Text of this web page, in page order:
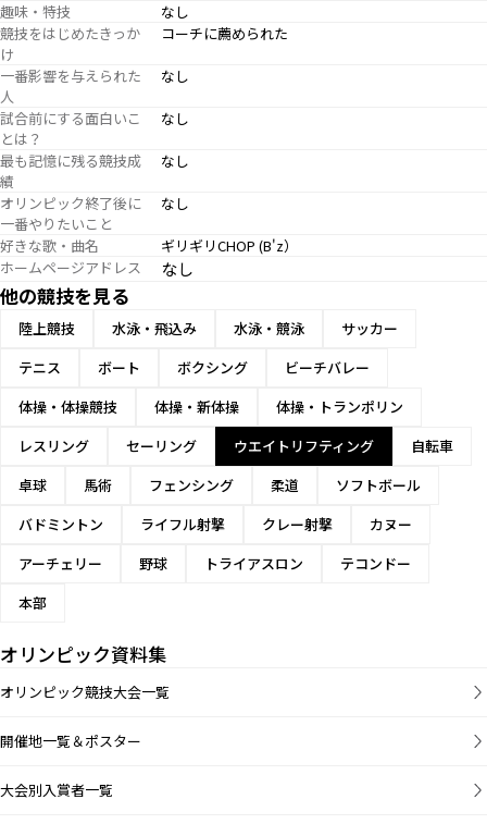
趣味・特技
なし
競技をはじめたきっか
け
コーチに薦められた
一番影響を与えられた
人
なし
試合前にする面白いこ
とは？
なし
最も記憶に残る競技成
績
なし
オリンピック終了後に
一番やりたいこと
なし
好きな歌・曲名
ギリギリCHOP (B'z）
ホームページアドレス
なし
他の競技を見る
陸上競技 水泳・飛込み 水泳・競泳
サッカー
テニス
ボート ボクシング
ビーチバレー
体操・体操競技
体操・新体操
体操・トランポリン
レスリング
セーリング ウエイトリフティング
自転車
卓球
馬術 フェンシング 柔道
ソフトボール
バドミントン
ライフル射撃 クレー射撃
カヌー
アーチェリー
野球 トライアスロン
テコンドー
本部
オリンピック資料集
オリンピック競技大会一覧
開催地一覧＆ポスター
大会別入賞者一覧